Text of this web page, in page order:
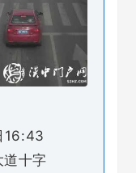
16:43
道十字